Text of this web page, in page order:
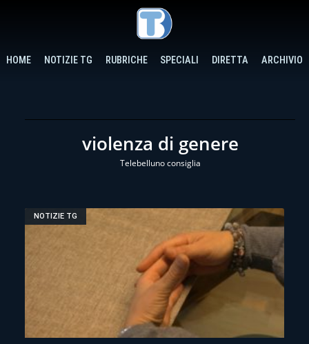
HOME NOTIZIE TG RUBRICHE SPECIALI DIRETTA ARCHIVIO
violenza di genere
Telebelluno consiglia
NOTIZIE TG